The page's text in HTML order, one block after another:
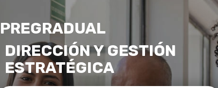
PREGRADUAL
DIRECCIÓN Y GESTIÓN
ESTRATÉGICA